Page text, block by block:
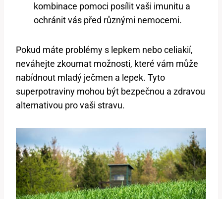
kombinace pomoci posílit vaši imunitu a
ochránit vás před různými nemocemi.
Pokud máte problémy s lepkem nebo celiakií,
neváhejte zkoumat možnosti, které vám může
nabídnout mladý ječmen a lepek. Tyto
superpotraviny mohou být bezpečnou a zdravou
alternativou pro vaši stravu.